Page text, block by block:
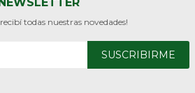
todas nuestras novedades!
SUSCRIBIRME